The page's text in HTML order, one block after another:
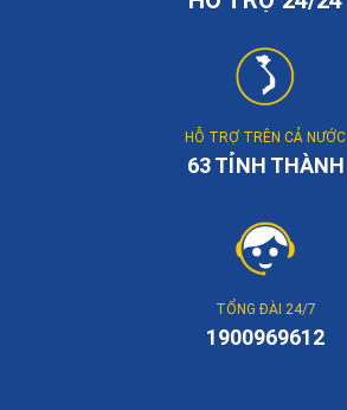
HỖ TRỢ TRÊN CẢ NƯỚC
63 TỈNH THÀNH
TỔNG ĐÀI 24/7
1900969612